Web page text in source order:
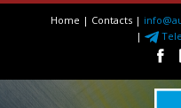
Home | Contacts |
|